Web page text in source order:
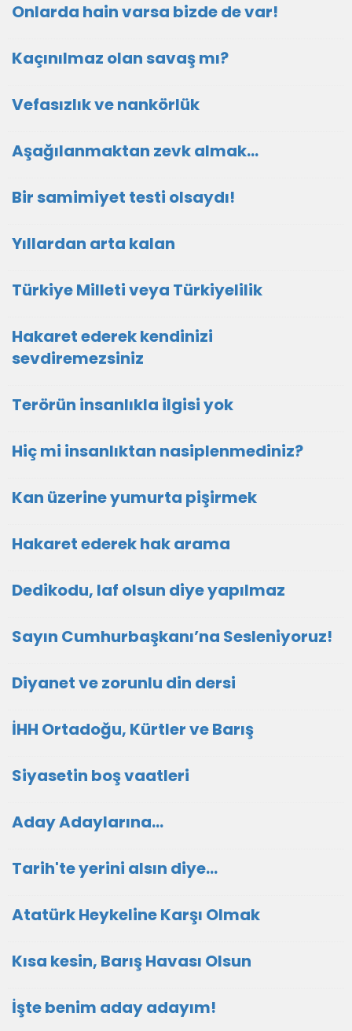
Onlarda hain varsa bizde de var!
Kaçınılmaz olan savaş mı?
Vefasızlık ve nankörlük
Aşağılanmaktan zevk almak…
Bir samimiyet testi olsaydı!
Yıllardan arta kalan
Türkiye Milleti veya Türkiyelilik
Hakaret ederek kendinizi
sevdiremezsiniz
Terörün insanlıkla ilgisi yok
Hiç mi insanlıktan nasiplenmediniz?
Kan üzerine yumurta pişirmek
Hakaret ederek hak arama
Dedikodu, laf olsun diye yapılmaz
Sayın Cumhurbaşkanı’na Sesleniyoruz!
Diyanet ve zorunlu din dersi
İHH Ortadoğu, Kürtler ve Barış
Siyasetin boş vaatleri
Aday Adaylarına…
Tarih'te yerini alsın diye...
Atatürk Heykeline Karşı Olmak
Kısa kesin, Barış Havası Olsun
İşte benim aday adayım!